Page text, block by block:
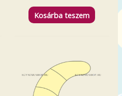
Kosárba teszem